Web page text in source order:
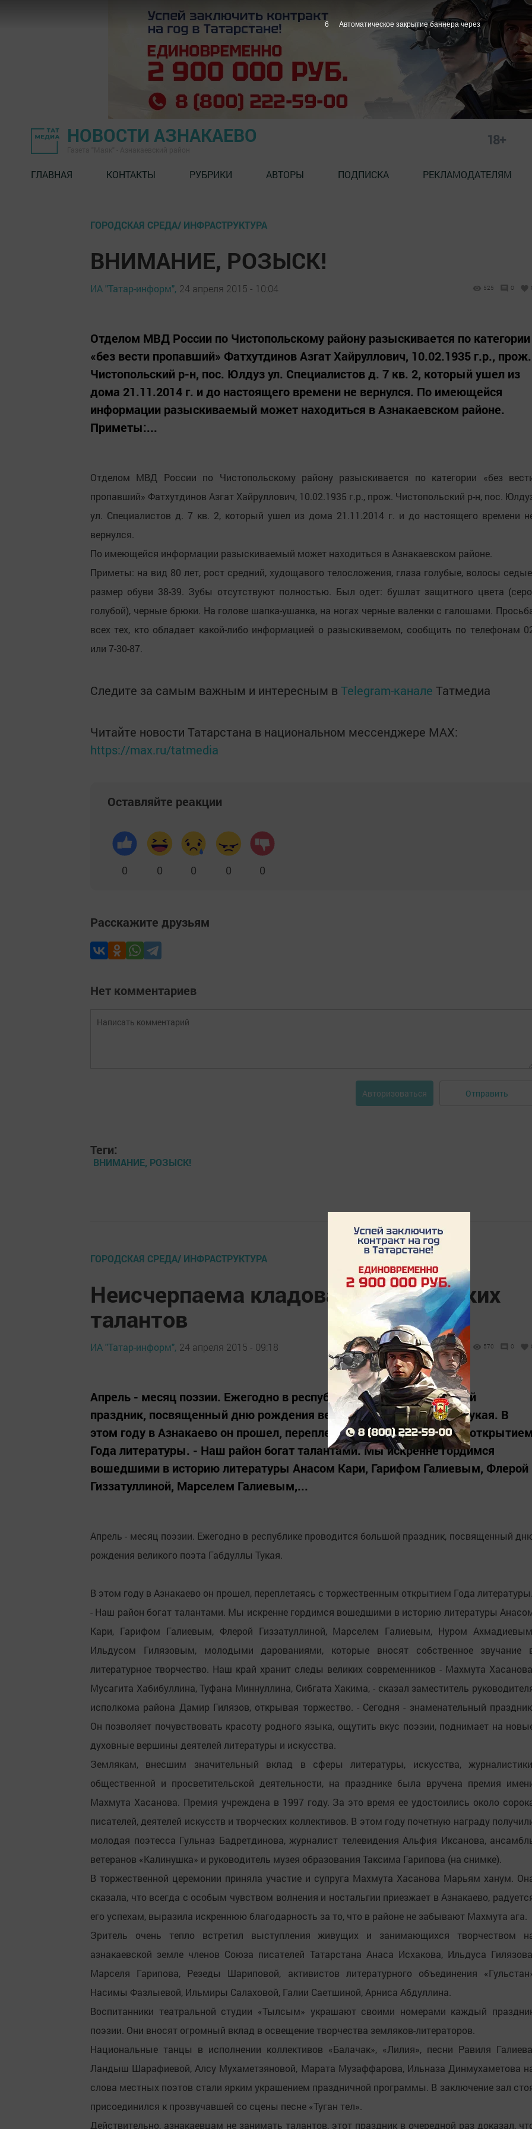
НОВОСТИ АЗНАКАЕВО 18+
ГЛАВНАЯ КОНТАКТЫ РУБРИКИ АВТОРЫ ПОДПИСКА РЕКЛАМОДАТЕЛЯМ
ГОРОДСКАЯ СРЕДА/ ИНФРАСТРУКТУРА
ВНИМАНИЕ, РОЗЫСК!
ИА "Татар-информ", 24 апреля 2015 - 10:04 525 0
Отделом МВД России по Чистопольскому району разыскивается по категории
«без вести пропавший» Фатхутдинов Азгат Хайруллович, 10.02.1935 г.р., прож.
Чистопольский р-н, пос. Юлдуз ул. Специалистов д. 7 кв. 2, который ушел из
дома 21.11.2014 г. и до настоящего времени не вернулся. По имеющейся
информации разыскиваемый может находиться в Азнакаевском районе.
Приметы:...
Отделом МВД России по Чистопольскому району разыскивается по категории «без
пропавший» Фатхутдинов Азгат Хайруллович, 10.02.1935 г.р., прож. Чистопольский р-н, пос.
ул. Специалистов д. 7 кв. 2, который ушел из дома 21.11.2014 г. и до настоящего времени
вернулся.
По имеющейся информации разыскиваемый может находиться в Азнакаевском районе.
Приметы: на вид 80 лет, рост средний, худощавого телосложения, глаза голубые, волосы
размер обуви 38-39. Зубы отсутствуют полностью. Был одет: бушлат защитного цвета
голубой), черные брюки. На голове шапка-ушанка, на ногах черные валенки с галошами.
всех тех, кто обладает какой-либо информацией о разыскиваемом, сообщить по телефонам
или 7-30-87.
Следите за самым важным и интересным в Telegram-канале Татмедиа
Читайте новости Татарстана в национальном мессенджере MАХ:
https://max.ru/tatmedia
Оставляйте реакции
0 0 0 0 0
Расскажите друзьям
Нет комментариев
Авторизоваться Отправить
Теги:
ВНИМАНИЕ, РОЗЫСК!
ГОРОДСКАЯ СРЕДА/ ИНФРАСТРУКТУРА
Неисчерпаема кладовая азнакаевских
талантов
ИА "Татар-информ", 24 апреля 2015 - 09:18 570 0
Апрель - месяц поэзии. Ежегодно в республике проводится большой
праздник, посвященный дню рождения великого поэта Габдуллы Тукая. В
этом году в Азнакаево он прошел, переплетаясь с торжественным открытием
Года литературы. - Наш район богат талантами. Мы искренне гордимся
вошедшими в историю литературы Анасом Кари, Гарифом Галиевым, Флерой
Гиззатуллиной, Марселем Галиевым,...
Апрель - месяц поэзии. Ежегодно в республике проводится большой праздник, посвященный
рождения великого поэта Габдуллы Тукая.
В этом году в Азнакаево он прошел, переплетаясь с торжественным открытием Года литературы.
- Наш район богат талантами. Мы искренне гордимся вошедшими в историю литературы
Кари, Гарифом Галиевым, Флерой Гиззатуллиной, Марселем Галиевым, Нуром
Ильдусом Гилязовым, молодыми дарованиями, которые вносят собственное звучание
литературное творчество. Наш край хранит следы великих современников - Махмута
Мусагита Хабибуллина, Туфана Миннуллина, Сибгата Хакима, - сказал заместитель
исполкома района Дамир Гилязов, открывая торжество. - Сегодня - знаменательный
Он позволяет почувствовать красоту родного языка, ощутить вкус поэзии, поднимает на
духовные вершины деятелей литературы и искусства.
Землякам, внесшим значительный вклад в сферы литературы, искусства,
общественной и просветительской деятельности, на празднике была вручена премия
Махмута Хасанова. Премия учреждена в 1997 году. За это время ее удостоились около
писателей, деятелей искусств и творческих коллективов. В этом году почетную награду
молодая поэтесса Гульназ Бадретдинова, журналист телевидения Альфия Иксанова,
ветеранов «Калинушка» и руководитель музея образования Таксима Гарипова (на снимке).
В торжественной церемонии приняла участие и супруга Махмута Хасанова Марьям ханум.
сказала, что всегда с особым чувством волнения и ностальгии приезжает в Азнакаево,
его успехам, выразила искреннюю благодарность за то, что в районе не забывают Махмута ага.
Зритель очень тепло встретил выступления живущих и занимающихся творчеством
азнакаевской земле членов Союза писателей Татарстана Анаса Исхакова, Ильдуса
Марселя Гарипова, Резеды Шариповой, активистов литературного объединения
Насимы Фазлыевой, Ильмиры Салаховой, Галии Саетшиной, Арниса Абдуллина.
Воспитанники театральной студии «Тылсым» украшают своими номерами каждый
поэзии. Они вносят огромный вклад в освещение творчества земляков-литераторов.
Национальные танцы в исполнении коллективов «Балачак», «Лилия», песни Равиля
Ландыш Шарафиевой, Алсу Мухаметзяновой, Марата Музаффарова, Ильназа Динмухаметова
слова местных поэтов стали ярким украшением праздничной программы. В заключение зал
присоединился к прозвучавшей со сцены песне «Туган тел».
Действительно, азнакаевцам не занимать талантов, этот праздник в очередной раз доказал,
5 Автоматическое закрытие баннера через